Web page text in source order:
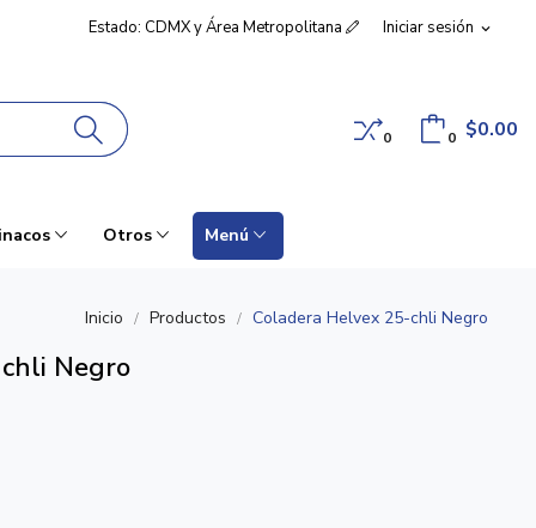
Iniciar sesión expand_more
Estado: CDMX y Área Metropolitana
0 $0.00
0
Otros Menú
Inicio Productos Coladera Helvex 25-chli Negro
Negro